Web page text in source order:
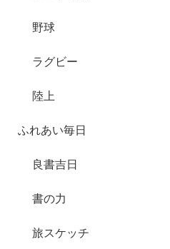
野球
ラグビー
陸上
ふれあい毎日
良書吉日
書の力
旅スケッチ